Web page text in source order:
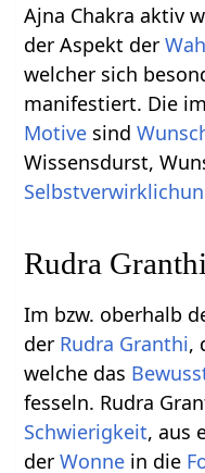
Ajna Chakra aktiv
der Aspekt der
welcher sich
manifestiert. Die
Motive sind
Wissensdurst,
Rudra Granthi
Im bzw. oberhalb
der Rudra Granthi,
welche das
fesseln. Rudra
Schwierigkeit, aus
derWonne in die